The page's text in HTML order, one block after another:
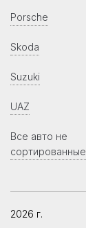
Porsche
Skoda
Suzuki
UAZ
Все авто не
сортированные
2026 г.